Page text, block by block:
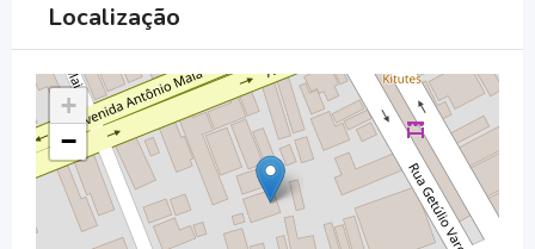
Localização
+
−